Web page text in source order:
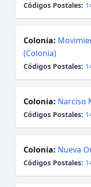
Códigos Postales:
Colonia:
(Colonia)
Códigos Postales:
Colonia: Narciso
Códigos Postales:
Colonia: Nueva
Códigos Postales: